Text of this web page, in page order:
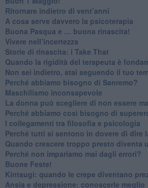
Ritornare indietro di vent’anni
​A cosa serve davvero la psicoterapia
​Buona Pasqua e … buona rinascita!
​Vivere nell’incertezza
​Storie di rinascita: i Take That
​Quando la rigidità del terapeuta è
​Non sei indietro, stai seguendo il tuo
​Perché abbiamo bisogno di Sanremo?
​Maschilismo inconsapevole
​La donna può scegliere di non essere
​Perché abbiamo così bisogno di
​I collegamenti tra filosofia e psicologia
​Perché tutti si sentono in dovere di dire
​Quando crescere troppo presto diventa
​Perché non impariamo mai dagli errori?
​Buone Feste!
​Kintsugi: quando le crepe diventano
Ansia e depressione: conoscerle meglio